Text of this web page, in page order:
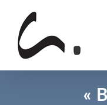
content
«